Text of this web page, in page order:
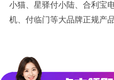
小猫、星驿付小陆、合利宝
机、付临门等大品牌正规产